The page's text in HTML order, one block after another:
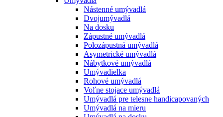
Nástenné umývadlá
Dvojumývadlá
Na dosku
Zápustné umývadlá
Polozápustná umývadlá
Asymetrické umývadlá
Nábytkové umývadlá
Umývadielka
Rohové umývadlá
Voľne stojace umývadlá
Umývadlá pre telesne handicapovaných
Umývadlá na mieru